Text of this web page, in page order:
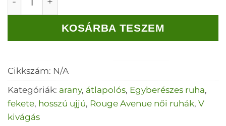
KOSÁRBA TESZEM
Cikkszám: N/A
Kategóriák: arany, átlapolós, Egyberészes ruha,
fekete, hosszú ujjú, Rouge Avenue női ruhák, V
kivágás